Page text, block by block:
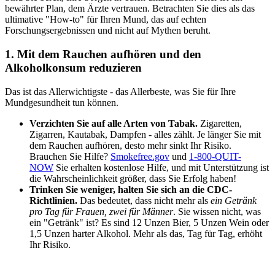
bewährter Plan, dem Ärzte vertrauen. Betrachten Sie dies als das
ultimative "How-to" für Ihren Mund, das auf echten
Forschungsergebnissen und nicht auf Mythen beruht.
1. Mit dem Rauchen aufhören und den
Alkoholkonsum reduzieren
Das ist das Allerwichtigste - das Allerbeste, was Sie für Ihre
Mundgesundheit tun können.
Verzichten Sie auf alle Arten von Tabak. Zigaretten,
Zigarren, Kautabak, Dampfen - alles zählt. Je länger Sie mit
dem Rauchen aufhören, desto mehr sinkt Ihr Risiko.
Brauchen Sie Hilfe? Smokefree.gov und 1-800-QUIT-
NOW Sie erhalten kostenlose Hilfe, und mit Unterstützung ist
die Wahrscheinlichkeit größer, dass Sie Erfolg haben!
Trinken Sie weniger, halten Sie sich an die CDC-
Richtlinien. Das bedeutet, dass nicht mehr als ein Getränk
pro Tag für Frauen, zwei für Männer. Sie wissen nicht, was
ein "Getränk" ist? Es sind 12 Unzen Bier, 5 Unzen Wein oder
1,5 Unzen harter Alkohol. Mehr als das, Tag für Tag, erhöht
Ihr Risiko.